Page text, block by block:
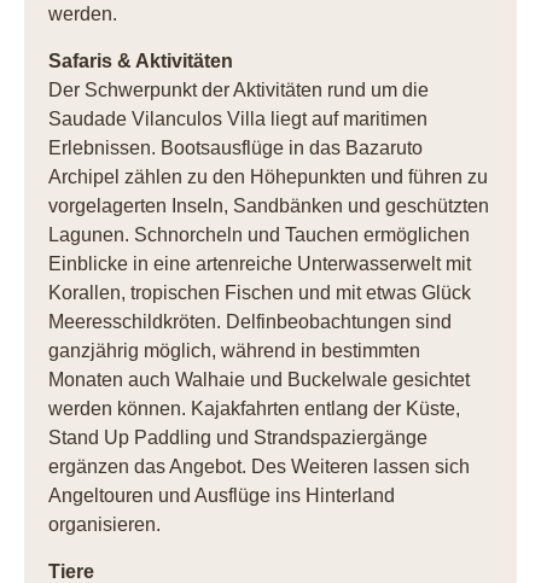
werden.
Safaris & Aktivitäten
Der Schwerpunkt der Aktivitäten rund um die
Saudade Vilanculos Villa liegt auf maritimen
Erlebnissen. Bootsausflüge in das Bazaruto
Archipel zählen zu den Höhepunkten und führen zu
vorgelagerten Inseln, Sandbänken und geschützten
Lagunen. Schnorcheln und Tauchen ermöglichen
Einblicke in eine artenreiche Unterwasserwelt mit
Korallen, tropischen Fischen und mit etwas Glück
Meeresschildkröten. Delfinbeobachtungen sind
ganzjährig möglich, während in bestimmten
Monaten auch Walhaie und Buckelwale gesichtet
werden können. Kajakfahrten entlang der Küste,
Stand Up Paddling und Strandspaziergänge
ergänzen das Angebot. Des Weiteren lassen sich
Angeltouren und Ausflüge ins Hinterland
organisieren.
Tiere